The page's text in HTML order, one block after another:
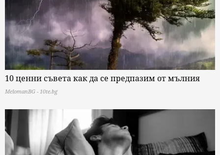
10 ценни съвета как да се предпазим от мълния
MelomanBG - 10te.bg